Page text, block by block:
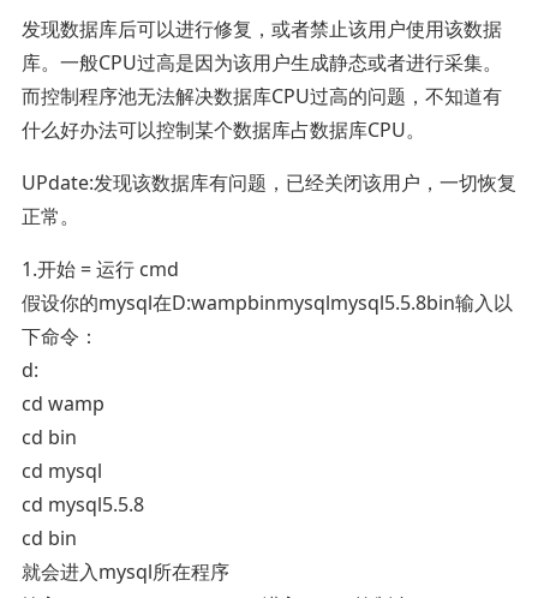
发现数据库后可以进行修复，或者禁止该用户使用该数据
库。一般CPU过高是因为该用户生成静态或者进行采集。
而控制程序池无法解决数据库CPU过高的问题，不知道有
什么好办法可以控制某个数据库占数据库CPU。
UPdate:发现该数据库有问题，已经关闭该用户，一切恢复
正常。
1.开始 = 运行 cmd
假设你的mysql在D:wampbinmysqlmysql5.5.8bin输入以
下命令：
d:
cd wamp
cd bin
cd mysql
cd mysql5.5.8
cd bin
就会进入mysql所在程序